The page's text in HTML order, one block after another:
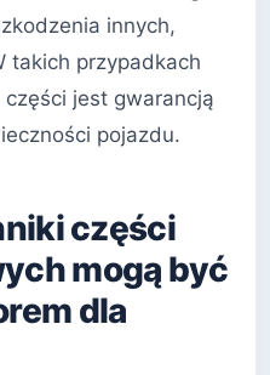
innych,
takich przypadkach
jest gwarancją
pojazdu.
części
mogą być
dla